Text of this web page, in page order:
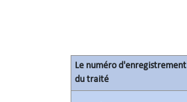
Le numéro d'enregistrement
du traité